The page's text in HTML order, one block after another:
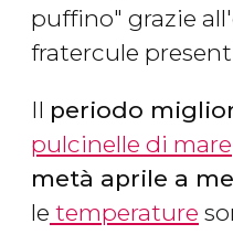
puffino" grazie
fratercule
Il periodo
pulcinelle di mare
metà aprile a
le temperature